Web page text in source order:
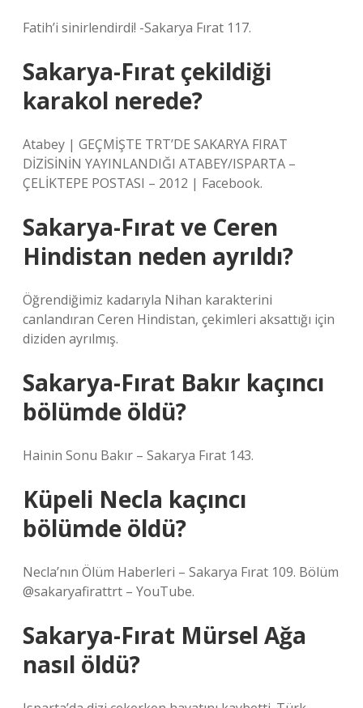
Fatih’i sinirlendirdi! -Sakarya Fırat 117.
Sakarya-Fırat çekildiği
karakol nerede?
Atabey | GEÇMİŞTE TRT’DE SAKARYA FIRAT
DİZİSİNİN YAYINLANDIĞI ATABEY/ISPARTA –
ÇELİKTEPE POSTASI – 2012 | Facebook.
Sakarya-Fırat ve Ceren
Hindistan neden ayrıldı?
Öğrendiğimiz kadarıyla Nihan karakterini
canlandıran Ceren Hindistan, çekimleri aksattığı için
diziden ayrılmış.
Sakarya-Fırat Bakır kaçıncı
bölümde öldü?
Hainin Sonu Bakır – Sakarya Fırat 143.
Küpeli Necla kaçıncı
bölümde öldü?
Necla’nın Ölüm Haberleri – Sakarya Fırat 109. Bölüm
@sakaryafirattrt – YouTube.
Sakarya-Fırat Mürsel Ağa
nasıl öldü?